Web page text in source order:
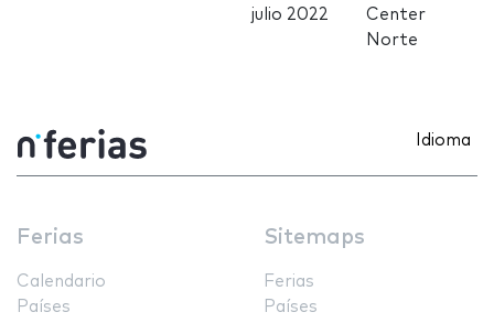
julio 2022
Center
Norte
Idioma
Ferias
Calendario
Países
Sitemaps
Ferias
Países